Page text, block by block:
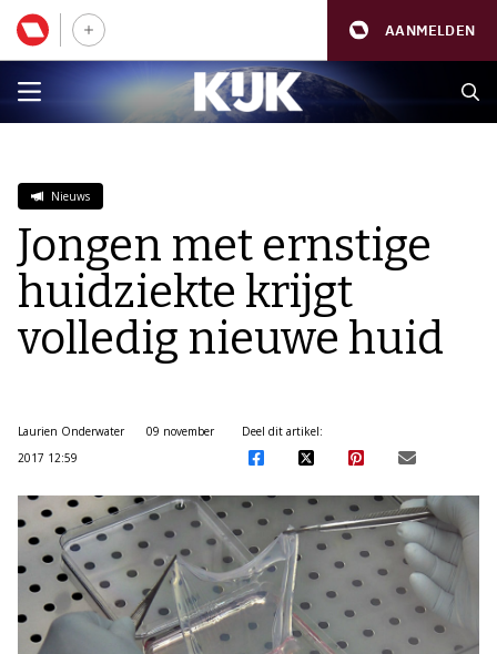
AANMELDEN
Nieuws
Jongen met ernstige
huidziekte krijgt
volledig nieuwe huid
Laurien Onderwater
09 november
2017 12:59
Deel dit artikel: